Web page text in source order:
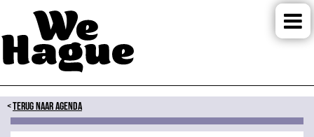
TERUG NAAR AGENDA